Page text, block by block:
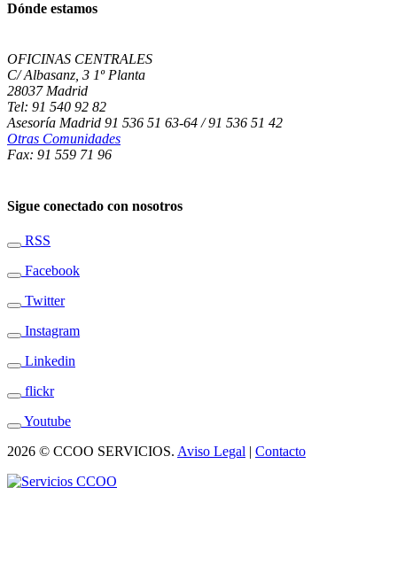
Dónde estamos
OFICINAS CENTRALES
C/ Albasanz, 3 1º Planta
28037 Madrid
Tel: 91 540 92 82
Asesoría Madrid 91 536 51 63-64 / 91 536 51 42
Otras Comunidades
Fax: 91 559 71 96
Sigue conectado con nosotros
RSS
Facebook
Twitter
Instagram
Linkedin
flickr
Youtube
2026 © CCOO SERVICIOS. Aviso Legal | Contacto